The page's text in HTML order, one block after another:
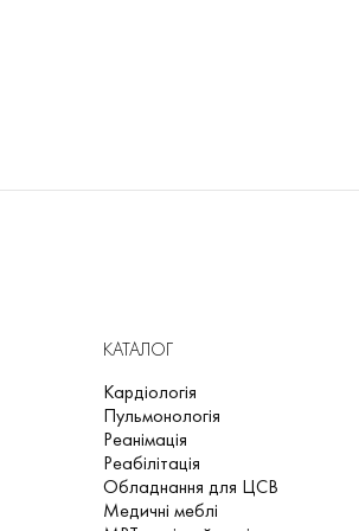
КАТАЛОГ
Кардіологія
Пульмонологія
Реанімація
Реабілітація
Обладнання для ЦСВ
Медичні меблі